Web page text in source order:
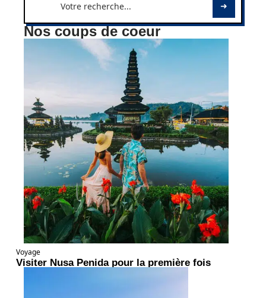
Nos coups de coeur
Voyage
Visiter Nusa Penida pour la première fois